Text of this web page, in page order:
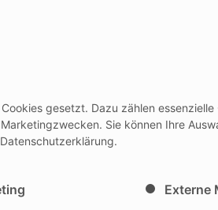
+ Medicon HUB
gesetzt. Dazu zählen essenzielle
Sie können Ihre
Die erste Service-Gruppe
Externe